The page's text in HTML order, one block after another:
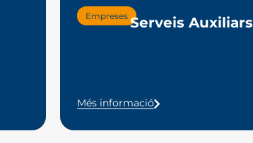
EmpresesServeis Auxiliars
Més informació